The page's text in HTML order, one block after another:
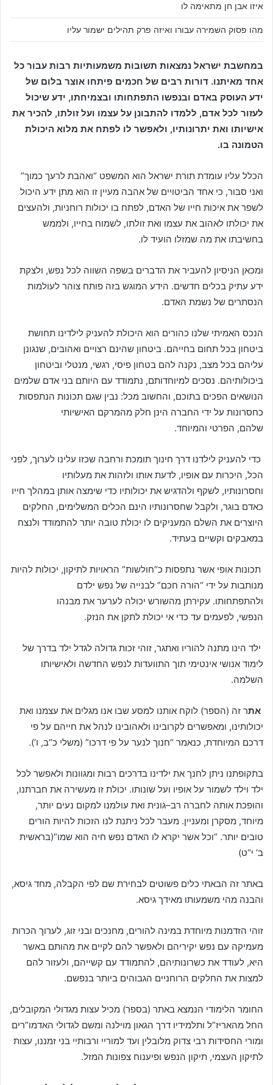
איזו אבן חן מתאימה לו
מהו פסוק השמירה עבורו ואיזה פרק תהילים ישמור עליו
במחשבת ישראל נמצאות תשובות משמעותיות רבות עבור כל
אחד מאיתנו. דורות רבים של חכמים פיתחו אוצר בלום של
ידע העוסק באדם ובנפשו התפתחותו ובצמיחתו, ידע שיכול
לעזור לכל אדם, ללמדו להתבונן על עצמו ועל זולתו, להכיר את
אישיותו ואת יתרונותיו, ולאפשר לו לפתח את מלוא היכולת
הטמונה בו.
הכלל עליו עומדת תורת ישראל הוא המשפט “ואהבת לרעך כמוך”
ואני סבור, כי אחד הביטויים של אהבה מעיין זו הוא מתן ידע היכול
לשפר את איכות חייו של האדם, לפתח בו יכולות רוחניות, ולהעצים
את יכולתו לאהוב את עצמו ואת זולתו, לשמוח בחייו, ולממש
בחשיבתו את מה שמזלו הועיד לו.
ומכאן הניסיון להעביר את הדברים בשפה השווה לכל נפש, ולצקת
ידע עתיק בכלים חדשים. הידע המוגש בזה פותח צוהר לעולמות
הנסתרים של נשמת האדם.
הנכס האמיתי שלנו כהורים הוא היכולת להעניק לילדינו תחושת
ביטחון בכל תחום בחייהם. ביטחון שהינם רצויים ואהובים, שנגונן
עליהם בכל מצב, נקנה להם בטחון פיסי, רגשי, מנטלי וביטחון
ביכולותיהם. נסכים למיוחדותם, נתמודד עם היותם בני אדם שלמים
הנושאים הפכים בתוכם, והחשוב מכל: נבין שגם תכונות הנתפסות
כחסרונות על ידי החברה הינן חלק מהמרקם האישיותי
שלהם, הפרטי והמיוחד.
כדי להעניק לילדנו דרך חינוך תומכת ורחבה שכזו עלינו לערוך, לפני
הכל, היכרות עם אופיו, לדעת אותו ולזהות את מעלותיו
וחסרונותיו, לשקף ולהדגיש את יכולותיו כדי שימצה אותן במהלך חייו
כאדם בוגר, ולקבל שחסרונותיו הינם הכלים המשלימים, החלקים
היוצרים את השלם המעניקים לו יכולת טובה יותר להתמודד ולנצח
במאבקים וקשיים בעתיד.
תכונות אופי אשר נתפסות כ“חולשות” הראויות לתיקון, יכולות להיות
מנותבות על ידי “הורה חכם” לבנייה של נפש ילדם
ולהתפתחותו. עקירתן מהשורש יכולה לערער את מבנהו
הנפשי, לפעמים עד כדי אי יכולת לתקן את הנזק.
ילד הינו מתנה להוריו ואתגר, זוהי זכות גדולה לגדל ילד בדרך של
לימוד אנושי אינטימי תוך התוועדות לנפש החדשה ולאישיותו
השלמה.
אתר זה (הספר) לוקח אותנו למסע שבו אנו מגלים את עצמנו ואת
יכולותינו, ומאפשרים לקרובינו ולאהובינו לנהל את חייהם על פי
דרכם המיוחדת, כנאמר “חנוך לנער על פי דרכו” (משלי כ“ב, ו‘).
בתקופתנו ניתן לחנך את ילדינו בדרכים רבות ומגוונות ולאפשר לכל
ילד וילד לשמור על אופיו ועל שונותו. יכולת זו מעשירה את חברתנו,
והופכת אותה לחברה רב–גונית ואת עולמנו למקום נעים יותר,
מיוחד, מסקרן ומעניין. מעבר לכל ניתנת לנו הזכות להיות הורים
טובים יותר. “וכל אשר יקרא לו האדם נפש חיה הוא שמו“(בראשית
ב‘ י“ט)
באתר זה הבאתי כלים פשוטים לבחירת שם לפי הקבלה, מחד גיסא,
והבנה מהי משמעותו מאידך גיסא.
זוהי הזדמנות מיוחדת במינה להורים, מחנכים ובני זוג, לערוך הכרות
מעמיקה עם נפש יקיריהם ולאפשר להם לקיים את מהותם באשר
היא, לעודד את כשרונותיהם, להתמודד עם קשייהם, ולעזור להם
למצות את החלקים הרוחניים הגבוהים ביותר בנפשם.
החומר הלימודי הנמצא באתר (בספר) מכיל עצות מגדולי המקובלים,
החל מהאריז”ל ותלמידיו דרך הגאון מוילנה ומשם לגדולי האדמו”רים
ומורי החסידות רבי צדוק מלובלין ועד למוריי ורבותיי בני זמננו, עצות
לתיקון העצמי, תיקון הנפש ופיענוח צפונות המזל.